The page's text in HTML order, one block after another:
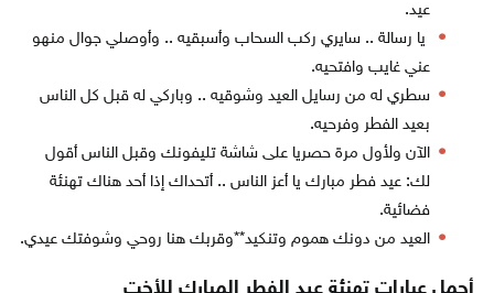
عيد.
يا رسالة .. سايري ركب السحاب وأسبقيه .. وأوصلي جوال منهو
عني غايب وافتحيه.
سطري له من رسايل العيد وشوقيه .. وباركي له قبل كل الناس
بعيد الفطر وفرحيه.
الآن ولأول مرة حصريا على شاشة تليفونك وقبل الناس أقول
لك: عيد فطر مبارك يا أعز الناس .. أتحداك إذا أحد هناك تهنئة
فضائية.
العيد من دونك هموم وتنكيد**وقربك هنا روحي وشوفتك عيدي.